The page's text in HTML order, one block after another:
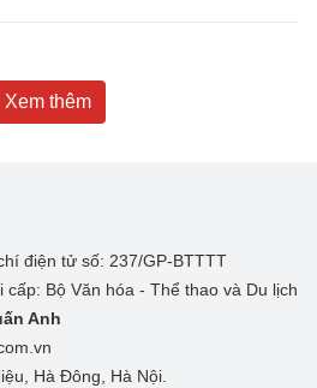
Xem thêm
điện tử số: 237/GP-BTTTT
Bộ Văn hóa - Thể thao và Du lịch
Anh
Hà Đông, Hà Nội.